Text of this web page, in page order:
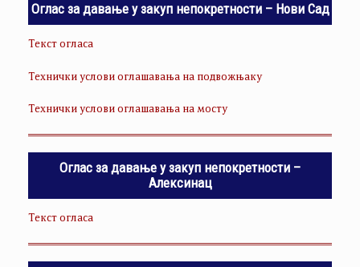
Оглас за давање у закуп непокретности – Нови Сад
Текст огласа
Технички услови оглашавања на подвожњаку
Технички услови оглашавања на мосту
Оглас за давање у закуп непокретности –
Алексинац
Текст огласа